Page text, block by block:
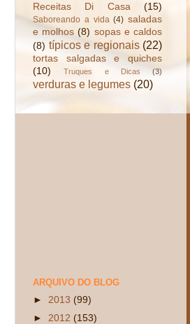
Receitas Di Casa
(15)
Saboreando a vida (4) saladas
e molhos (8) sopas e caldos
(8) típicos e regionais (22)
tortas salgadas e quiches
(10)
Truques e Dicas (3)
verduras e legumes (20)
ARQUIVO DO BLOG
► 2013 (99)
► 2012 (153)